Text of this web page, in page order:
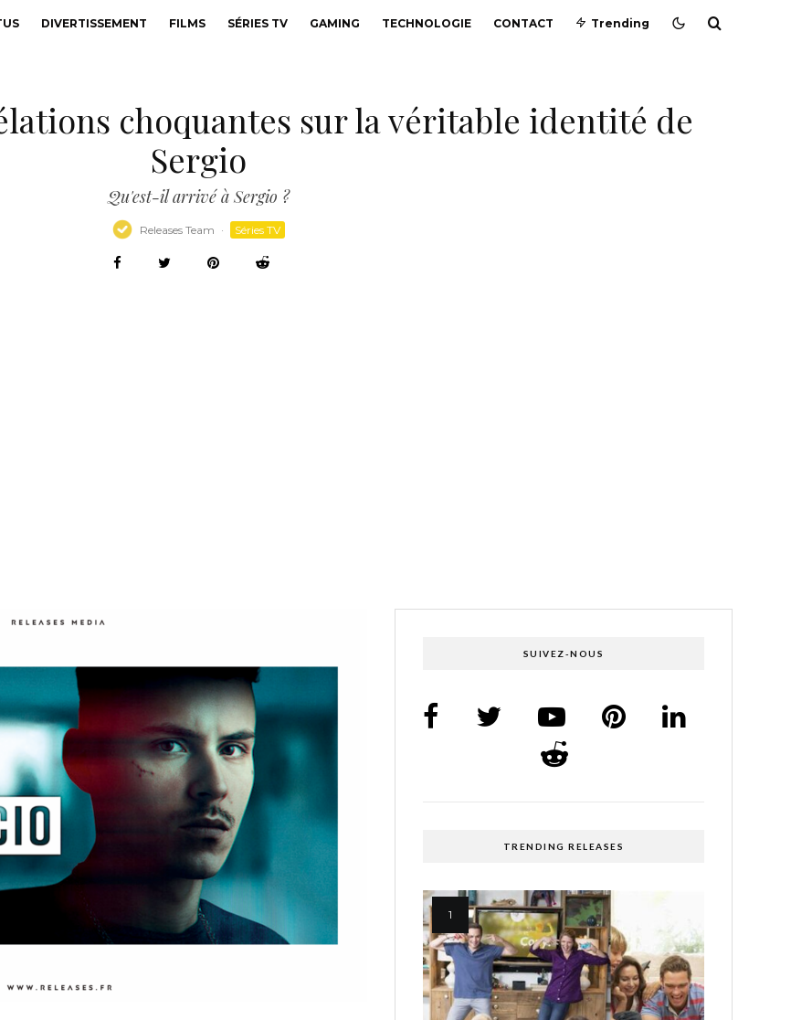
DIVERTISSEMENT FILMS SÉRIES TV GAMING TECHNOLOGIE CONTACT Trending
choquantes sur la véritable identité de
Sergio
Qu'est-il arrivé à Sergio ?
Releases Team · Séries TV
SUIVEZ-NOUS
TRENDING RELEASES